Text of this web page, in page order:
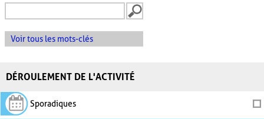
Voir tous les mots-clés
DÉROULEMENT DE L'ACTIVITÉ
Sporadiques